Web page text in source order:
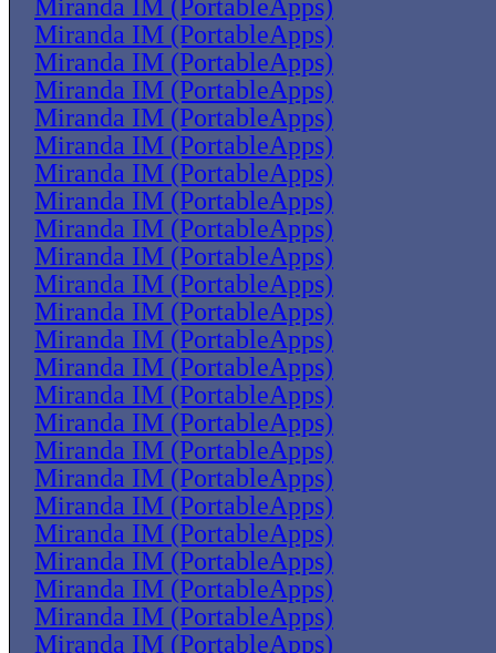
Miranda IM (PortableApps)
Miranda IM (PortableApps)
Miranda IM (PortableApps)
Miranda IM (PortableApps)
Miranda IM (PortableApps)
Miranda IM (PortableApps)
Miranda IM (PortableApps)
Miranda IM (PortableApps)
Miranda IM (PortableApps)
Miranda IM (PortableApps)
Miranda IM (PortableApps)
Miranda IM (PortableApps)
Miranda IM (PortableApps)
Miranda IM (PortableApps)
Miranda IM (PortableApps)
Miranda IM (PortableApps)
Miranda IM (PortableApps)
Miranda IM (PortableApps)
Miranda IM (PortableApps)
Miranda IM (PortableApps)
Miranda IM (PortableApps)
Miranda IM (PortableApps)
Miranda IM (PortableApps)
Miranda IM (PortableApps)